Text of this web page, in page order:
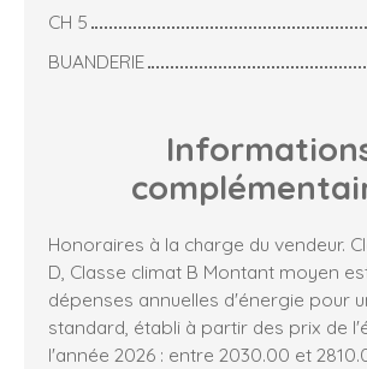
CH 5
BUANDERIE
Honoraires à la charge du vendeur.
D, Classe climat B Montant moyen
dépenses annuelles d'énergie pour
standard, établi à partir des prix de
l'année 2026 : entre 2030.00 et